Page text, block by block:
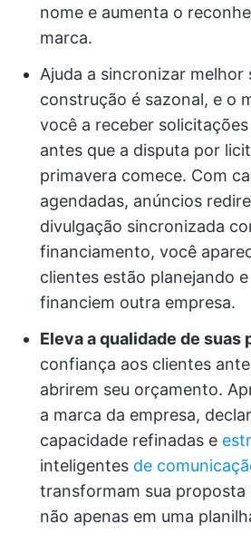
nome e aumenta o
marca.
Ajuda a sincronizar melhor
construção é sazonal, e o
você a receber
antes que a disputa por
primavera comece. Com
agendadas, anúncios
divulgação sincronizada
financiamento, você
clientes estão planejando
financiem outra empresa.
Eleva a qualidade de suas
confiança aos clientes
abrirem seu orçamento.
a marca da empresa,
capacidade refinadas e
inteligentes de
transformam sua proposta
não apenas em uma